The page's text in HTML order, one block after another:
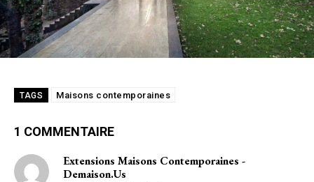
TAGS Maisons contemporaines
1 COMMENTAIRE
Extensions Maisons Contemporaines -
Demaison.us